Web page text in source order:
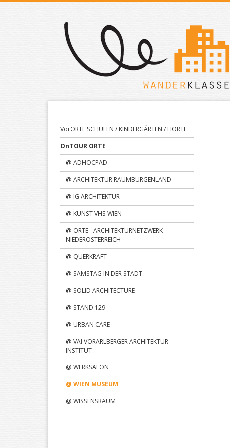
überspringen
VorORTE SCHULEN / KINDERGÄRTEN / HORTE
OnTOUR ORTE
@ ADHOCPAD
@ ARCHITEKTUR RAUMBURGENLAND
@ IG ARCHITEKTUR
@ KUNST VHS WIEN
@ ORTE - ARCHITEKTURNETZWERK
NIEDERÖSTERREICH
@ QUERKRAFT
@ SAMSTAG IN DER STADT
@ SOLID ARCHITECTURE
@ STAND 129
@ URBAN CARE
@ VAI VORARLBERGER ARCHITEKTUR
INSTITUT
@ WERKSALON
@ WIEN MUSEUM
@ WISSENSRAUM